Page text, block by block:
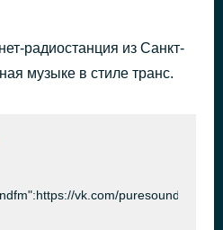
радиостанция из Санкт-
музыке в стиле транс.
vk.com/puresoundfm